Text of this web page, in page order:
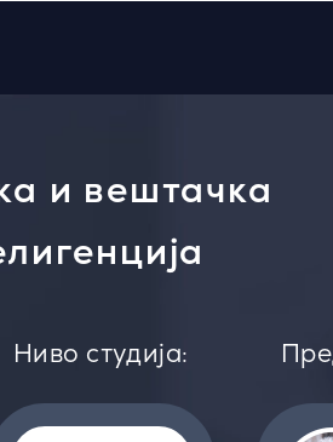
и вештачка
Ниво студија: